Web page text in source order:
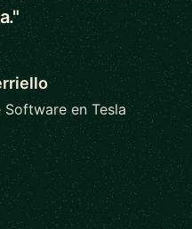
Software en Tesla